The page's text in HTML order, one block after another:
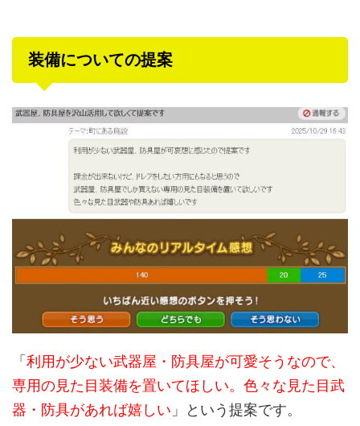
装備についての提案
「利用が少ない武器屋・防具屋が可愛そうなので、
専用の見た目装備を置いてほしい。色々な見た目武
器・防具があれば嬉しい 」という提案です。